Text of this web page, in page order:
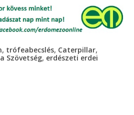
, trófeabecslés, Caterpillar,
Szövetség, erdészeti erdei